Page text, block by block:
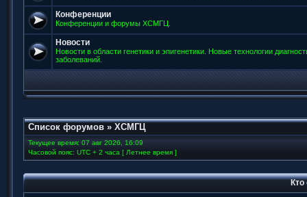
Конференции
Конференции и форумы ХСМГЦ.
Новости
Новости в области генетики и эпигенетики. Новые технологии
заболеваний.
Список форумов » ХСМГЦ
Текущее время: 07 авг 2026, 16:09
Часовой пояс: UTC + 2 часа [ Летнее время ]
Кто